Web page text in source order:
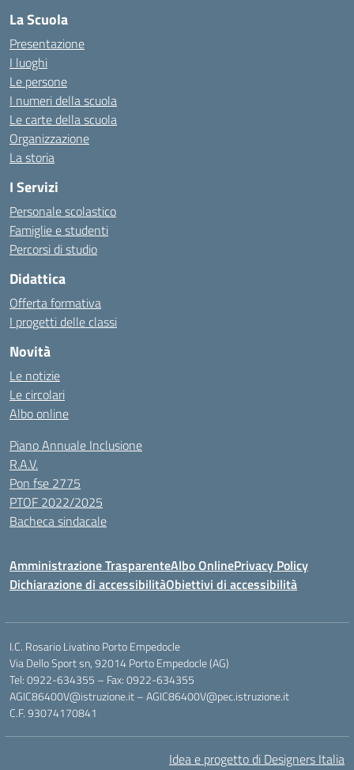
La Scuola
Presentazione
I luoghi
Le persone
I numeri della scuola
Le carte della scuola
Organizzazione
La storia
I Servizi
Personale scolastico
Famiglie e studenti
Percorsi di studio
Didattica
Offerta formativa
I progetti delle classi
Novità
Le notizie
Le circolari
Albo online
Piano Annuale Inclusione
R.A.V.
Pon fse 2775
PTOF 2022/2025
Bacheca sindacale
Amministrazione TrasparenteAlbo OnlinePrivacy Policy
Dichiarazione di accessibilitàObiettivi di accessibilità
I.C. Rosario Livatino Porto Empedocle
Via Dello Sport sn, 92014 Porto Empedocle (AG)
Tel: 0922-634355 – Fax: 0922-634355
AGIC86400V@istruzione.it–AGIC86400V@pec.istruzione.it
C.F. 93074170841
Idea e progetto di Designers Italia